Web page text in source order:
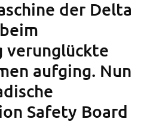
der Delta
verunglückte
aufging. Nun
Safety Board